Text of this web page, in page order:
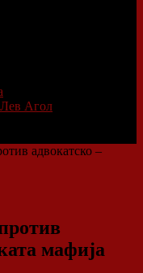
Лев Агол
адвокатско –
мафија